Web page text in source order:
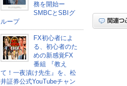
務を開始ー
SMBCとSBIグ
ループ
FX初心者によ
る、初心者のた
めの新感覚FX
番組 『教え
て！一夜漬け先生』を、松
井証券公式YouTubeチャン